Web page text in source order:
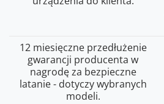
12 miesięczne przedłużenie
gwarancji producenta w
nagrodę za bezpieczne
latanie - dotyczy wybranych
modeli.